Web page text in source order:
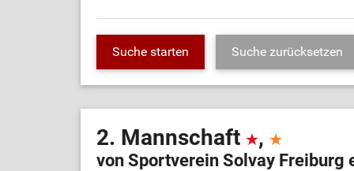
2. Mannschaft ,
von Sportverein Solvay Freiburg